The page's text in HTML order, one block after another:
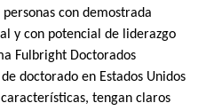
con demostrada
y con potencial de liderazgo
Fulbright Doctorados
doctorado en Estados Unidos
tengan claros